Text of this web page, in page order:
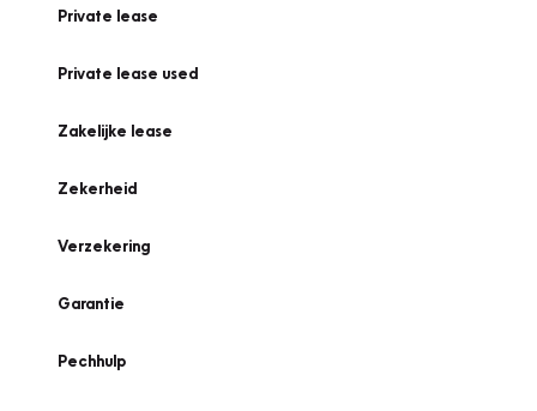
Private lease
Private lease used
Zakelijke lease
Zekerheid
Verzekering
Garantie
Pechhulp